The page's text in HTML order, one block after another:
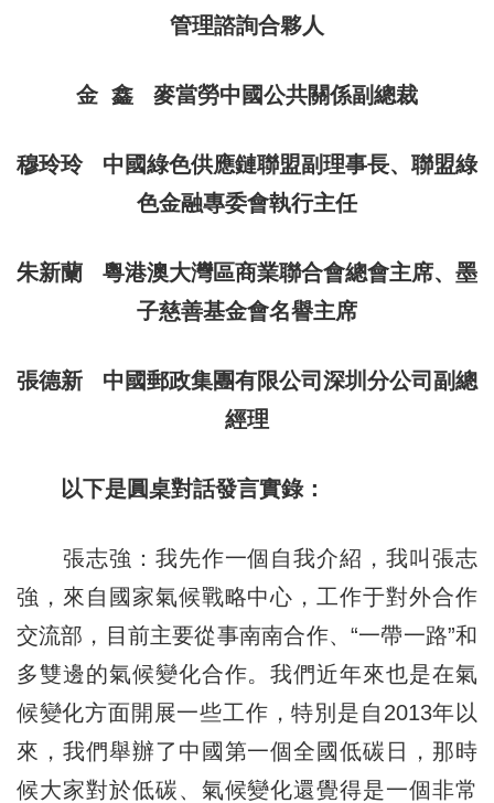
管理諮詢合夥人
金 鑫 麥當勞中國公共關係副總裁
穆玲玲 中國綠色供應鏈聯盟副理事長、聯盟綠
色金融專委會執行主任
朱新蘭 粵港澳大灣區商業聯合會總會主席、墨
子慈善基金會名譽主席
張德新 中國郵政集團有限公司深圳分公司副總
經理
以下是圓桌對話發言實錄：
張志強：我先作一個自我介紹，我叫張志
強，來自國家氣候戰略中心，工作于對外合作
交流部，目前主要從事南南合作、“一帶一路”和
多雙邊的氣候變化合作。我們近年來也是在氣
候變化方面開展一些工作，特別是自2013年以
來，我們舉辦了中國第一個全國低碳日，那時
候大家對於低碳、氣候變化還覺得是一個非常